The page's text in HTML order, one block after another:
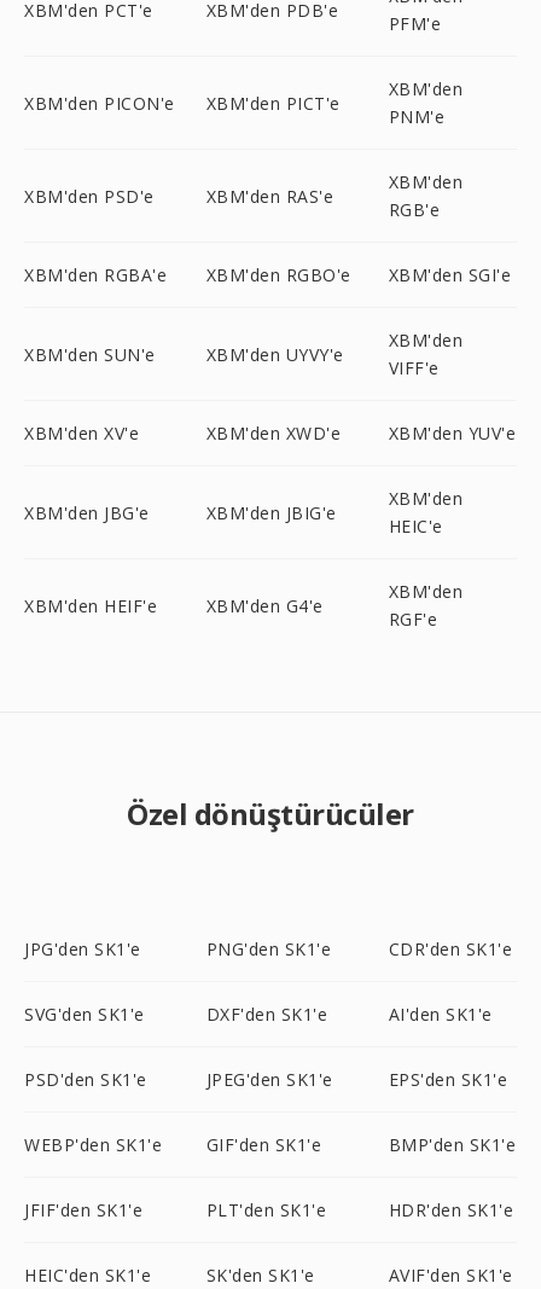
XBM'den PCT'e XBM'den PDB'e
PFM'e
XBM'den PICON'e XBM'den PICT'e
XBM'den
PNM'e
XBM'den PSD'e XBM'den RAS'e
XBM'den
RGB'e
XBM'den RGBA'e XBM'den RGBO'e XBM'den SGI'e
XBM'den SUN'e XBM'den UYVY'e
XBM'den
VIFF'e
XBM'den XV'e XBM'den XWD'e XBM'den YUV'e
XBM'den JBG'e XBM'den JBIG'e
XBM'den
HEIC'e
XBM'den HEIF'e XBM'den G4'e
XBM'den
RGF'e
Özel dönüştürücüler
JPG'den SK1'e PNG'den SK1'e CDR'den SK1'e
SVG'den SK1'e DXF'den SK1'e AI'den SK1'e
PSD'den SK1'e JPEG'den SK1'e EPS'den SK1'e
WEBP'den SK1'e GIF'den SK1'e BMP'den SK1'e
JFIF'den SK1'e PLT'den SK1'e HDR'den SK1'e
HEIC'den SK1'e SK'den SK1'e AVIF'den SK1'e